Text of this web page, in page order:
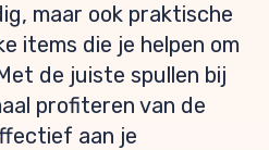
maar ook praktische
items die je helpen om
de juiste spullen bij
profiteren van de
aan je